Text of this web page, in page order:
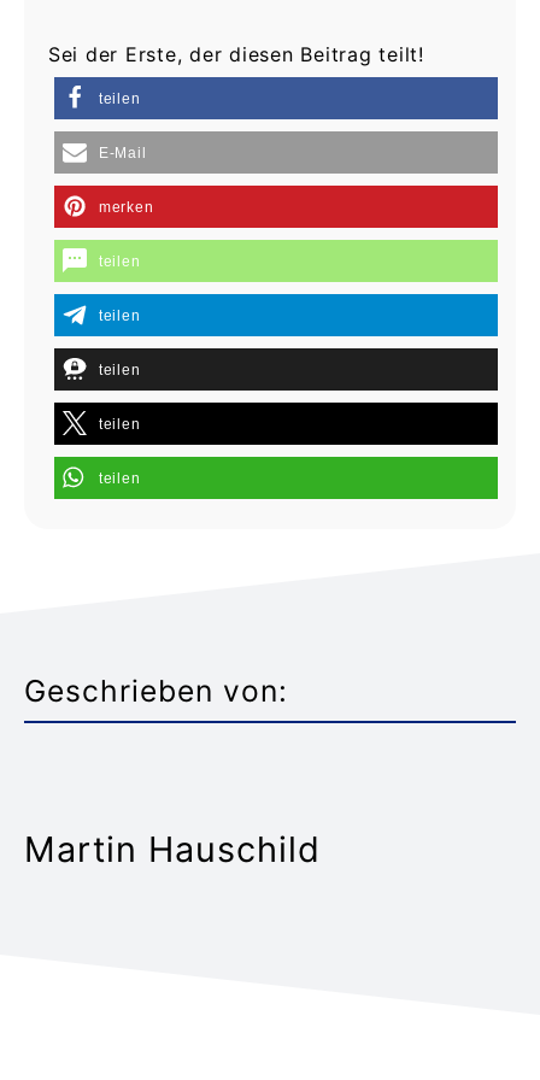
Sei der Erste, der diesen Beitrag teilt!
teilen
E-Mail
merken
teilen
teilen
teilen
teilen
teilen
Geschrieben von:
Martin Hauschild